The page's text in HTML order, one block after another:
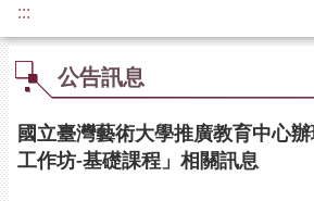
:::
公告訊息
國立臺灣藝術大學推廣教育中心
工作坊-基礎課程」相關訊息